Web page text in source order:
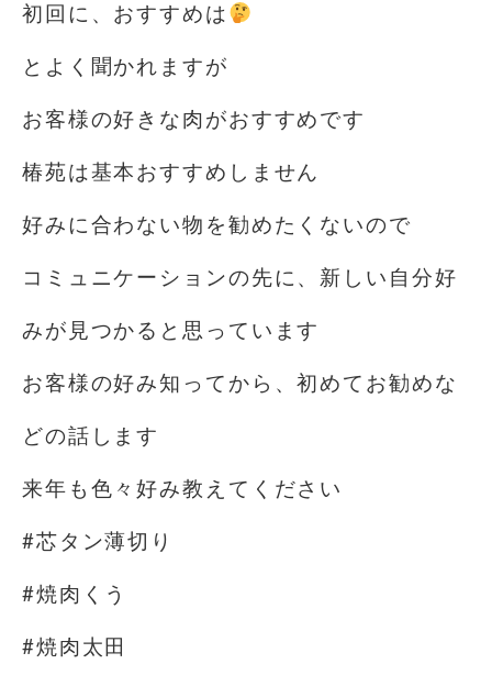
初回に、おすすめは
とよく聞かれますが
お客様の好きな肉がおすすめです
椿苑は基本おすすめしません
好みに合わない物を勧めたくないので
コミュニケーションの先に、新しい自分好
みが見つかると思っています
お客様の好み知ってから、初めてお勧めな
どの話します
来年も色々好み教えてください
#芯タン薄切り
#焼肉くう
#焼肉太田